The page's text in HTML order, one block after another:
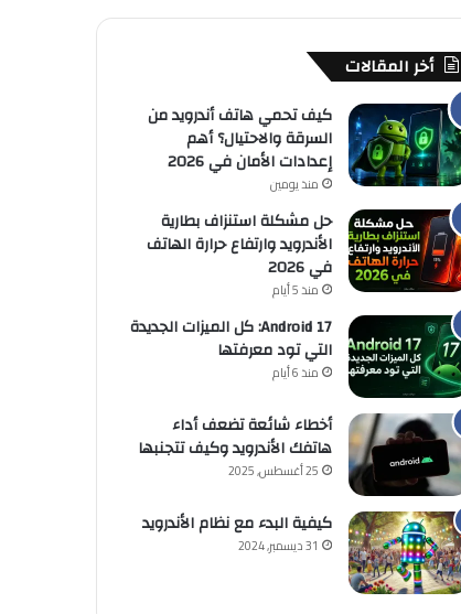
أخر المقالات
كيف تحمي هاتف أندرويد من
السرقة والاحتيال؟ أهم
إعدادات الأمان في 2026
منذ يومين
حل مشكلة استنزاف بطارية
الأندرويد وارتفاع حرارة الهاتف
في 2026
منذ 5 أيام
Android 17: كل الميزات الجديدة
التي تود معرفتها
منذ 6 أيام
أخطاء شائعة تضعف أداء
هاتفك الأندرويد وكيف تتجنبها
25 أغسطس, 2025
كيفية البدء مع نظام الأندرويد
31 ديسمبر, 2024